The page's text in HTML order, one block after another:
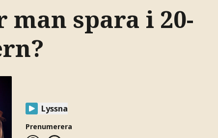
man spara i 20-
Lyssna
Prenumerera